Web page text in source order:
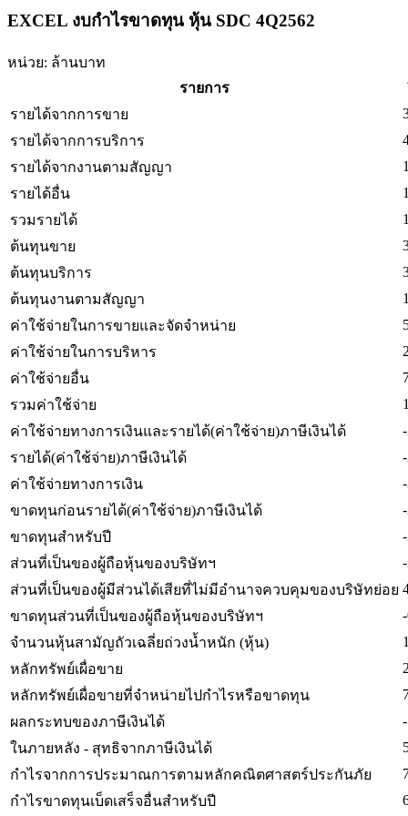
EXCEL งบกำไรขาดทุน หุ้น SDC 4Q2562
หน่วย: ล้านบาท
รายการ
รายได้จากการขาย
รายได้จากการบริการ
รายได้จากงานตามสัญญา
รายได้อื่น
รวมรายได้
ต้นทุนขาย
ต้นทุนบริการ
ต้นทุนงานตามสัญญา
ค่าใช้จ่ายในการขายและจัดจำหน่าย
ค่าใช้จ่ายในการบริหาร
ค่าใช้จ่ายอื่น
รวมค่าใช้จ่าย
ค่าใช้จ่ายทางการเงินและรายได้(ค่าใช้จ่าย)ภาษีเงินได้
รายได้(ค่าใช้จ่าย)ภาษีเงินได้
ค่าใช้จ่ายทางการเงิน
ขาดทุนก่อนรายได้(ค่าใช้จ่าย)ภาษีเงินได้
ขาดทุนสำหรับปี
ส่วนที่เป็นของผู้ถือหุ้นของบริษัทฯ
ส่วนที่เป็นของผู้มีส่วนได้เสียที่ไม่มีอำนาจควบคุมของบริษัทย่อย
ขาดทุนส่วนที่เป็นของผู้ถือหุ้นของบริษัทฯ
จำนวนหุ้นสามัญถัวเฉลี่ยถ่วงน้ำหนัก (หุ้น)
หลักทรัพย์เผื่อขาย
หลักทรัพย์เผื่อขายที่จำหน่ายไปกำไรหรือขาดทุน
ผลกระทบของภาษีเงินได้
ในภายหลัง - สุทธิจากภาษีเงินได้
กำไรจากการประมาณการตามหลักคณิตศาสตร์ประกันภัย
กำไรขาดทุนเบ็ดเสร็จอื่นสำหรับปี